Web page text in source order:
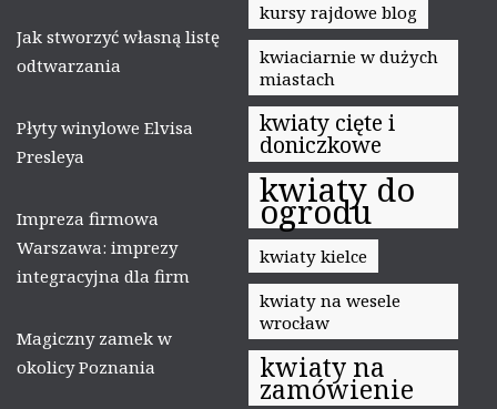
Jak stworzyć własną listę
odtwarzania
Płyty winylowe Elvisa
Presleya
Impreza firmowa
Warszawa: imprezy
integracyjna dla firm
Magiczny zamek w
okolicy Poznania
kursy rajdowe blog
kwiaciarnie w dużych
miastach
kwiaty cięte i
doniczkowe
kwiaty do
ogrodu
kwiaty kielce
kwiaty na wesele
wrocław
kwiaty na
zamówienie